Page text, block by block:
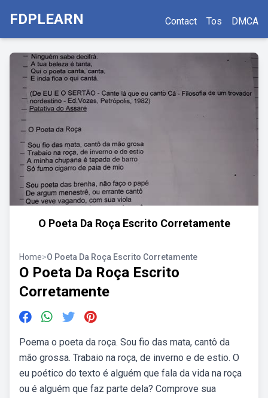
FDPLEARN Contact Tos DMCA
O Poeta Da Roça Escrito Corretamente
Home>O Poeta Da Roça Escrito Corretamente
O Poeta Da Roça Escrito
Corretamente
Poema o poeta da roça. Sou fio das mata, cantô da
mão grossa. Trabaio na roça, de inverno e de estio. O
eu poético do texto é alguém que fala da vida na roça
ou é alguém que faz parte dela? Comprove sua